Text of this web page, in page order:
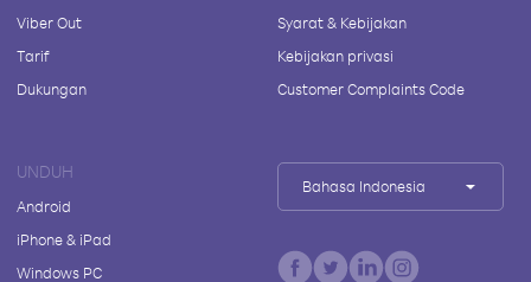
Viber Out
Tarif
Dukungan
Syarat & Kebijakan
Kebijakan privasi
Customer Complaints Code
UNDUH
Android
iPhone & iPad
Windows PC
Bahasa Indonesia